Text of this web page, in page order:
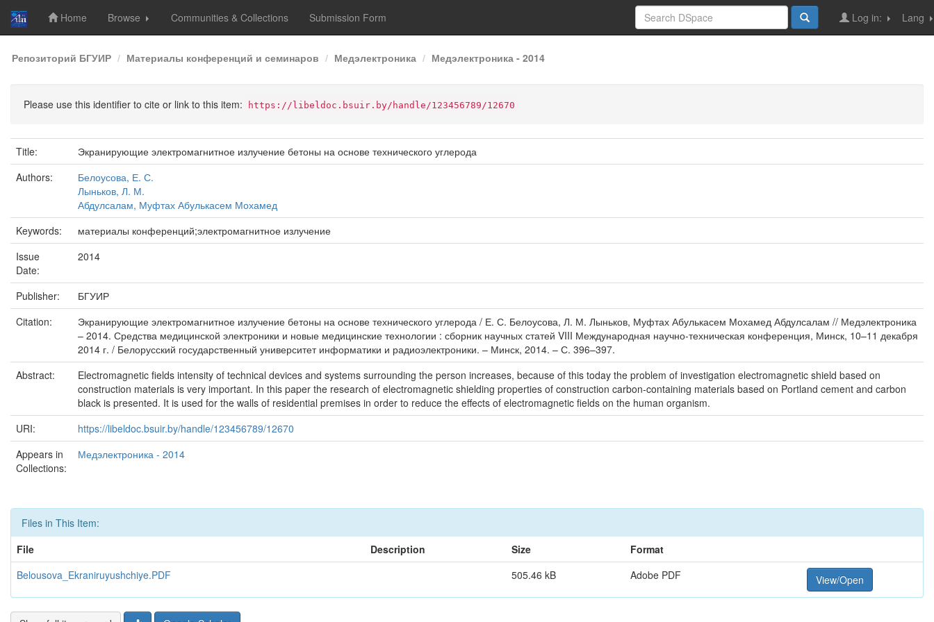
Skip
navigation
Home Browse Communities & Collections Submission Form Lang
Log in:
Репозиторий БГУИР Материалы конференций и семинаров Медэлектроника Медэлектроника - 2014
Please use this identifier to cite or link to this item: https://libeldoc.bsuir.by/handle/123456789/12670
Title:
Экранирующие электромагнитное излучение бетоны на основе технического углерода
Authors:
Белоусова, Е. С.
Лыньков, Л. М.
Абдулсалам, Муфтах Абулькасем Мохамед
Keywords:
материалы конференций;электромагнитное излучение
Issue
Date:
2014
Publisher:
БГУИР
Citation:
Экранирующие электромагнитное излучение бетоны на основе технического углерода / Е. С. Белоусова, Л. М. Лыньков, Муфтах Абулькасем Мохамед Абдулсалам // Медэлектроника
– 2014. Средства медицинской электроники и новые медицинские технологии : сборник научных статей VIII Международная научно-техническая конференция, Минск, 10–11 декабря
2014 г. / Белорусский государственный университет информатики и радиоэлектроники. – Минск, 2014. – С. 396–397.
Abstract:
Electromagnetic fields intensity of technical devices and systems surrounding the person increases, because of this today the problem of investigation electromagnetic shield based on
construction materials is very important. In this paper the research of electromagnetic shielding properties of construction carbon-containing materials based on Portland cement and carbon
black is presented. It is used for the walls of residential premises in order to reduce the effects of electromagnetic fields on the human organism.
URI:
https://libeldoc.bsuir.by/handle/123456789/12670
Appears in
Collections:
Медэлектроника - 2014
Files in This Item:
File
Description Size
Format
Belousova_Ekraniruyushchiye.PDF
505.46 kB Adobe PDF View/Open